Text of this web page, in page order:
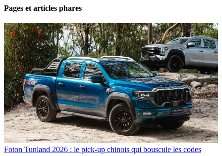
Pages et articles phares
Foton Tunland 2026 : le pick-up chinois qui bouscule les codes